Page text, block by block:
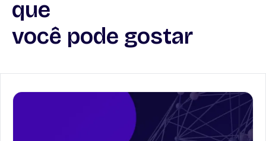
que
você pode gostar